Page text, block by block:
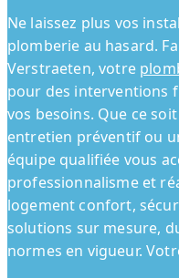
Ne laissez plus vos
plomberie au hasard.
Verstraeten, votre
pour des interventions
vos besoins. Que ce
entretien préventif ou
équipe qualifiée vous
professionnalisme et
logement confort,
solutions sur mesure,
normes en vigueur.